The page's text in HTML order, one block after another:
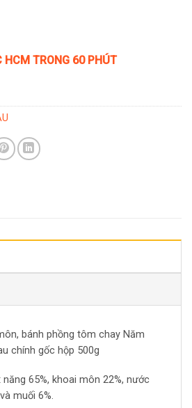
HCM TRONG 60 PHÚT
bánh phồng tôm chay Năm
chính gốc hộp 500g
65%, khoai môn 22%, nước
muối 6%.